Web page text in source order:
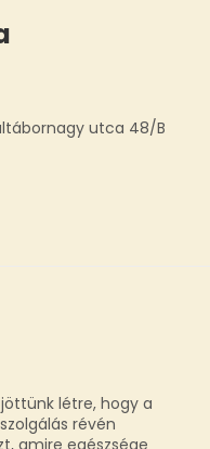
altábornagy utca 48/B
létre, hogy a
révén
amire egészsége